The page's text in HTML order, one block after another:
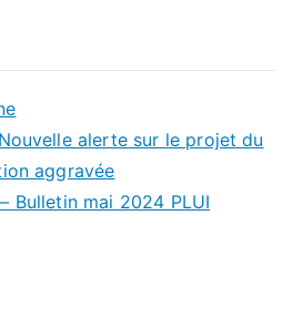
alerte sur le projet du
aggravée
Bulletin mai 2024 PLUI